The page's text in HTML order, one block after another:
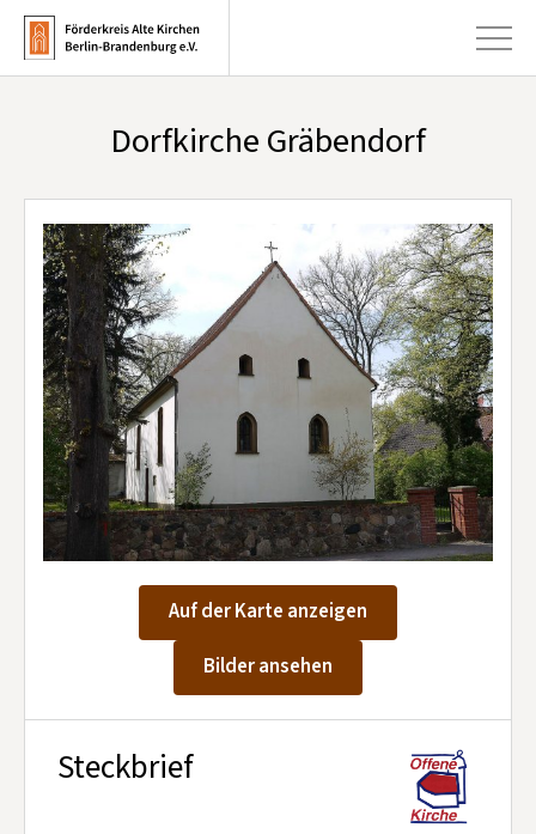
Infobrief abonnieren
Kontakt aufnehmen
Mitglied werden
Kirchen +
Publikationen +
Kunst & Kultur +
Förderung & Spenden +
Über uns +
Dorfkirche Gräbendorf
Auf der Karte anzeigen
Bilder ansehen
Steckbrief